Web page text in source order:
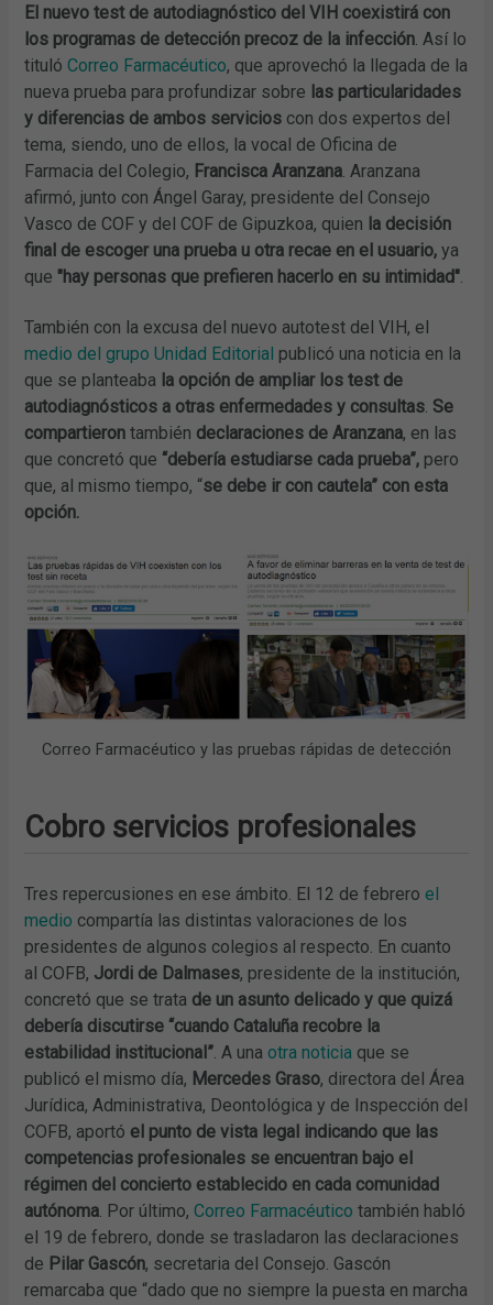
El nuevo test de autodiagnóstico del VIH coexistirá con
los programas de detección precoz de la infección . Así lo
titulóCorreo Farmacéutico, que aprovechó la llegada de la
nueva prueba para profundizar sobre las particularidades
y diferencias de ambos servicios con dos expertos del
tema, siendo, uno de ellos, la vocal de Oficina de
Farmacia del Colegio, Francisca Aranzana . Aranzana
afirmó, junto con Ángel Garay, presidente del Consejo
Vasco de COF y del COF de Gipuzkoa, quien la decisión
final de escoger una prueba u otra recae en el usuario, ya
que "hay personas que prefieren hacerlo en su intimidad"
También con la excusa del nuevo autotest del VIH, el
medio del grupo Unidad Editorial publicó una noticia en la
que se planteaba la opción de ampliar los test de
autodiagnósticos a otras enfermedades y consultas Se
compartierontambién declaraciones de Aranzana, en las
que concretó que “debería estudiarse cada prueba”, pero
que, al mismo tiempo, “se debe ir con cautela” con esta
opción.
Correo Farmacéutico y las pruebas rápidas de detección
Cobro servicios profesionales
Tres repercusiones en ese ámbito. El 12 de febreroel
medio compartía las distintas valoraciones de los
presidentes de algunos colegios al respecto. En cuanto
al COFB, Jordi de Dalmases, presidente de la institución,
concretó que se trata de un asunto delicado y que quizá
debería discutirse “cuando Cataluña recobre la
estabilidad institucional” . A unaotra noticia que se
publicó el mismo día, Mercedes Graso, directora del Área
Jurídica, Administrativa, Deontológica y de Inspección del
COFB, aportó el punto de vista legal indicando que las
competencias profesionales se encuentran bajo el
régimen del concierto establecido en cada comunidad
autónoma . Por último,Correo Farmacéutico también habló
el 19 de febrero, donde se trasladaron las declaraciones
de Pilar Gascón, secretaria del Consejo. Gascón
remarcaba que “dado que no siempre la puesta en marcha